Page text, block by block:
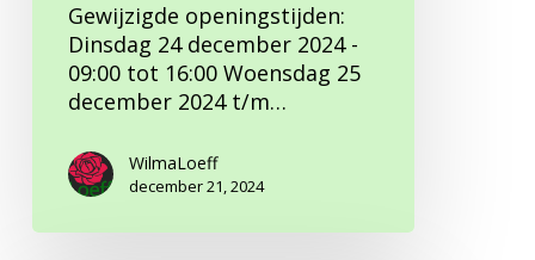
Gewijzigde openingstijden:
Dinsdag 24 december 2024 -
09:00 tot 16:00 Woensdag 25
december 2024 t/m…
WilmaLoeff
december 21, 2024